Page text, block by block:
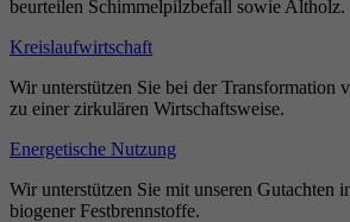
beurteilen Schimmelpilzbefall sowie Altholz.
Kreislaufwirtschaft
Wir unterstützen Sie bei der Transformation
zu einer zirkulären Wirtschaftsweise.
Energetische Nutzung
Wir unterstützen Sie mit unseren Gutachten
biogener Festbrennstoffe.